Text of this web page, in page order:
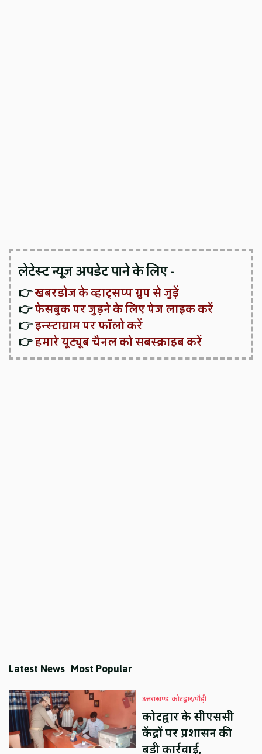
लेटेस्ट न्यूज़ अपडेट पाने के लिए -
👉खबरडोज के व्हाट्सप्प ग्रुप से जुड़ें
👉फेसबुक पर जुड़ने के लिए पेज लाइक करें
👉इन्स्टाग्राम पर फॉलो करें
👉हमारे यूट्यूब चैनल को सबस्क्राइब करें
Latest News Most Popular
उत्तराखण्ड कोटद्वार/पौड़ी
कोटद्वार के सीएससी
केंद्रों पर प्रशासन की
बड़ी कार्रवाई,